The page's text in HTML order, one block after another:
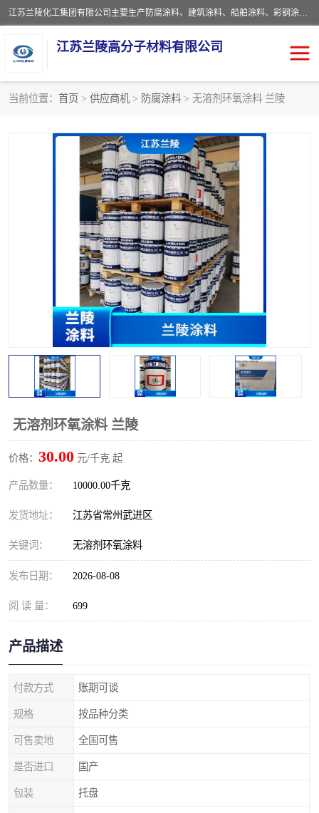
江苏兰陵化工集团有限公司主要生产防腐涂料、建筑涂料、船舶涂料、彩钢涂料、粉末涂料五大类产品，具备10 万吨年生产能力，可以提供优质精良的涂装施工服务，产品广销全国各地，大量出口亚非欧及拉美等国家。
江苏兰陵高分子材料有限公司
当前位置： 首页 > 供应商机 > 防腐涂料 > 无溶剂环氧涂料 兰陵
无溶剂环氧涂料 兰陵
价格： 30.00 元/千克 起
产品数量： 10000.00千克
发货地址： 江苏省常州武进区
关键词： 无溶剂环氧涂料
发布日期： 2026-08-08
阅 读 量： 699
产品描述
付款方式 账期可谈
规格 按品种分类
可售卖地 全国可售
是否进口 国产
包装 托盘
内外墙涂料
风电专用涂料
粉末涂料
流体机械专用涂料